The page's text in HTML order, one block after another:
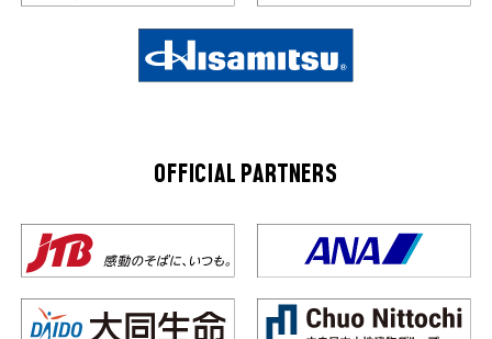
OFFICIAL PARTNERS